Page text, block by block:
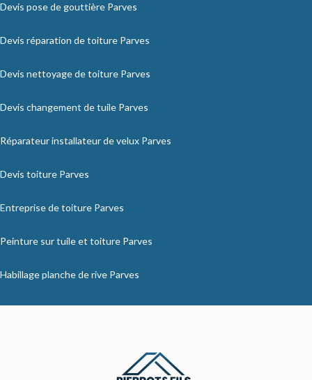
Devis pose de gouttière Parves
Devis réparation de toiture Parves
Devis nettoyage de toiture Parves
Devis changement de tuile Parves
Réparateur installateur de velux Parves
Devis toiture Parves
Entreprise de toiture Parves
Peinture sur tuile et toiture Parves
Habillage planche de rive Parves